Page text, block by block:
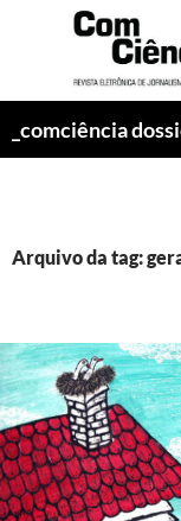
_comciência
Arquivo da tag: